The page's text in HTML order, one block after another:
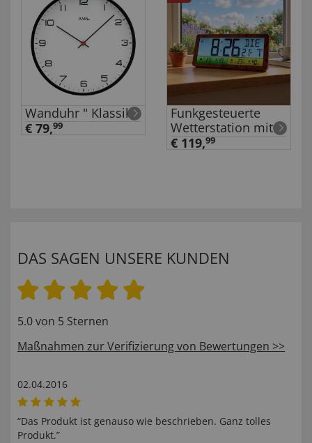
Wanduhr " Klassik"
€ 79,99
Funkgesteuerte
Wetterstation mit
XXL-Farbdisplay
€ 119,99
DAS SAGEN UNSERE KUNDEN
5.0 von 5 Sternen
Maßnahmen zur Verifizierung von Bewertungen >>
02.04.2016
“Das Produkt ist genauso wie beschrieben. Ganz tolles
Produkt.”